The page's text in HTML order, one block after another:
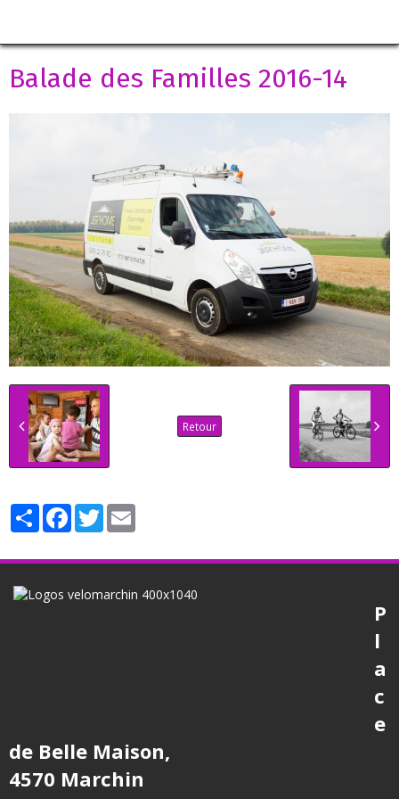
Balade des Familles 2016-14
Retour
PartagerFacebook
Twitter
P
l
a
c
e
de Belle Maison,
4570 Marchin